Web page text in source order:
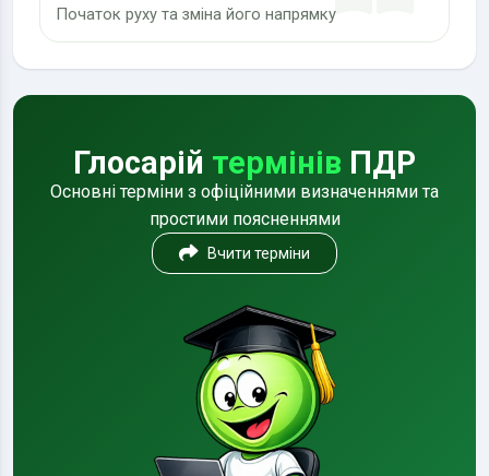
Початок руху та зміна його напрямку
Глосарій термінів ПДР
Основні терміни з офіційними визначеннями та
простими поясненнями
Вчити терміни